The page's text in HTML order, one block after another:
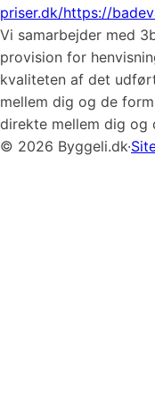
priser.dk/https://
Vi samarbejder med
provision for
kvaliteten af det
mellem dig og de
direkte mellem dig og
© 2026 Byggeli.dk·